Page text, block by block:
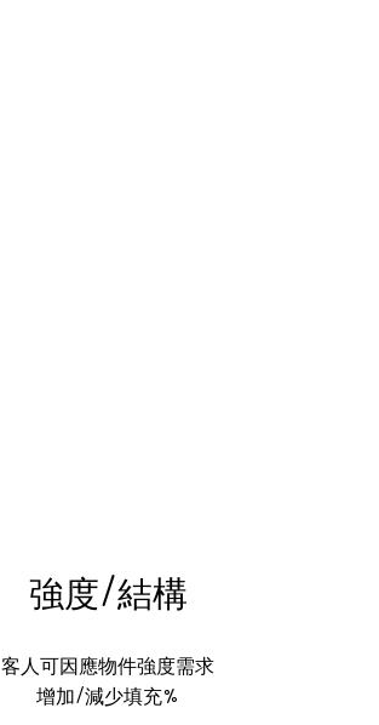
強度/結構
客人可因應物件強度需求
增加/減少填充%